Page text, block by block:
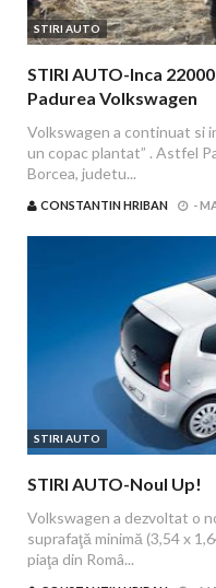
STIRI AUTO
STIRI AUTO-Inca
Padurea Volkswagen
Volkswagen a continuat si
un copac plantat” . Astfel
Borcea, judetu...
CONSTANTIN HRIBAN -
STIRI AUTO
STIRI AUTO-Noul Up!
Volkswagen a dezvoltat o
suprafaţă minimă (3,54 x
piaţa din Româ...